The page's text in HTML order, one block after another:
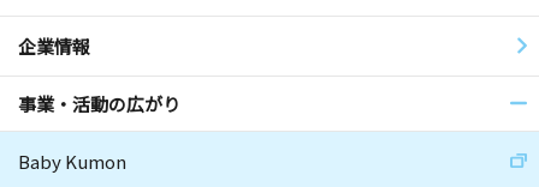
企業情報
事業・活動の広がり
Baby Kumon